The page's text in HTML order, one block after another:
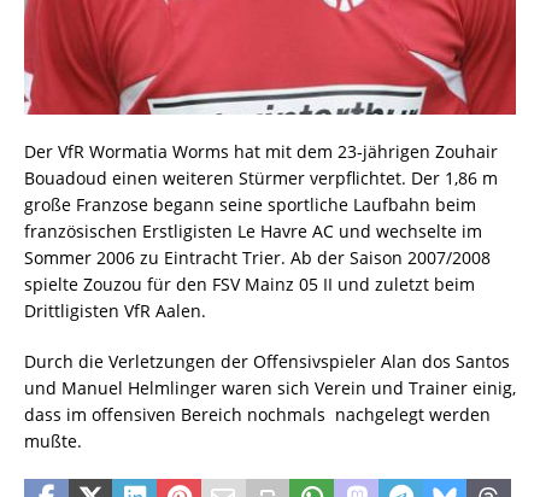
Der VfR Wormatia Worms hat mit dem 23-jährigen Zouhair
Bouadoud einen weiteren Stürmer verpflichtet. Der 1,86 m
große Franzose begann seine sportliche Laufbahn beim
französischen Erstligisten Le Havre AC und wechselte im
Sommer 2006 zu Eintracht Trier. Ab der Saison 2007/2008
spielte Zouzou für den FSV Mainz 05 II und zuletzt beim
Drittligisten VfR Aalen.
Durch die Verletzungen der Offensivspieler Alan dos Santos
und Manuel Helmlinger waren sich Verein und Trainer einig,
dass im offensiven Bereich nochmals nachgelegt werden
mußte.